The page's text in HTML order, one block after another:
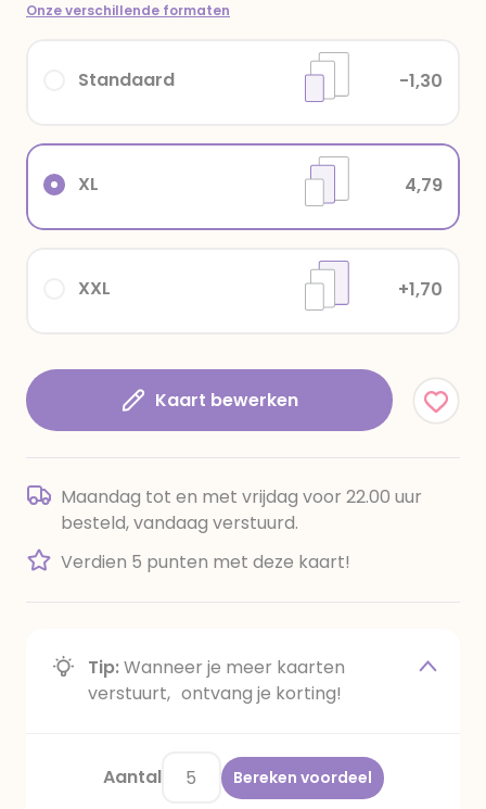
Onze verschillende formaten
XXL +1,70
XL 4,79
Standaard -1,30
Kaart bewerken
Maandag tot en met vrijdag voor 22.00 uur
besteld, vandaag verstuurd.
Verdien 5 punten met deze kaart!
Tip:Wanneer je meer kaarten
verstuurt, ontvang je korting!
Aantal Bereken voordeel